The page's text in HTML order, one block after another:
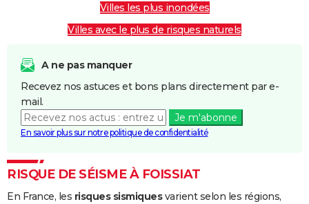
Villes les plus inondées
Villes avec le plus de risques naturels
A ne pas manquer
Recevez nos astuces et bons plans directement par e-
mail.
Je m'abonne
En savoir plus sur notre politique de confidentialité
RISQUE DE SÉISME À FOISSIAT
En France, les risques sismiquesvarient selon les régions,